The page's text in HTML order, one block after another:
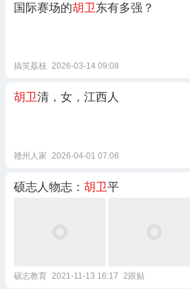
国际赛场的胡卫东有多强？
搞笑荔枝 2026-03-14 09:08
胡卫清，女，江西人
赣州人家 2026-04-01 07:08
硕志人物志： 胡卫平
硕志教育 2021-11-13 16:17 2跟贴